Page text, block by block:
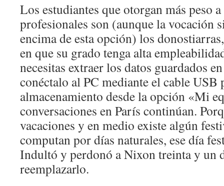
Los estudiantes que otorgan más peso
profesionales son (aunque la vocación
encima de esta opción) los
en que su grado tenga alta
necesitas extraer los datos guardados
conéctalo al PC mediante el cable USB
almacenamiento desde la opción «Mi
conversaciones en París continúan.
vacaciones y en medio existe algún
computan por días naturales, ese día
Indultó y perdonó a Nixon treinta y un
reemplazarlo.